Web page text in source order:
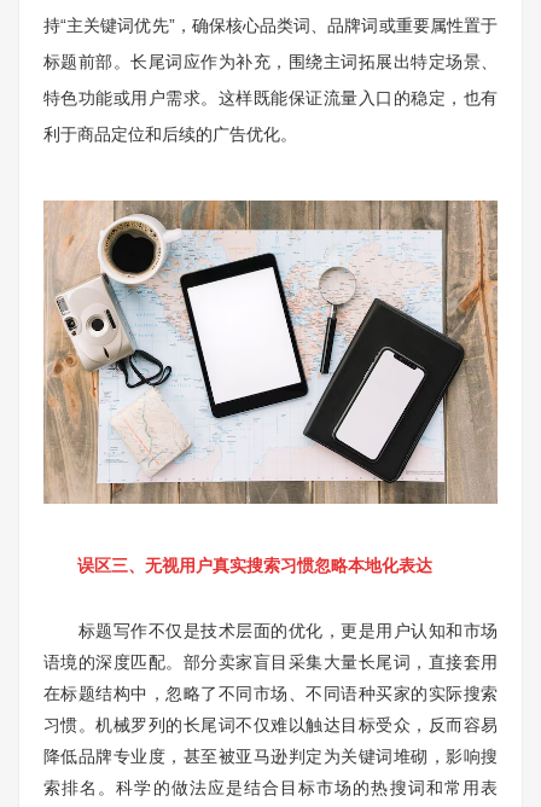
持“主关键词优先”，确保核心品类词、品牌词或重要属性置于
标题前部。长尾词应作为补充，围绕主词拓展出特定场景、
特色功能或用户需求。这样既能保证流量入口的稳定，也有
利于商品定位和后续的广告优化。
误区三、无视用户真实搜索习惯忽略本地化表达
标题写作不仅是技术层面的优化，更是用户认知和市场
语境的深度匹配。部分卖家盲目采集大量长尾词，直接套用
在标题结构中，忽略了不同市场、不同语种买家的实际搜索
习惯。机械罗列的长尾词不仅难以触达目标受众，反而容易
降低品牌专业度，甚至被亚马逊判定为关键词堆砌，影响搜
索排名。科学的做法应是结合目标市场的热搜词和常用表